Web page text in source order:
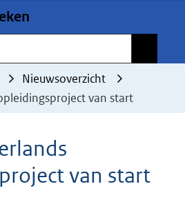
Nieuwsoverzicht
van start
van start